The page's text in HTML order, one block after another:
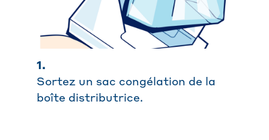
1.
Sortez un sac congélation de la
boîte distributrice.